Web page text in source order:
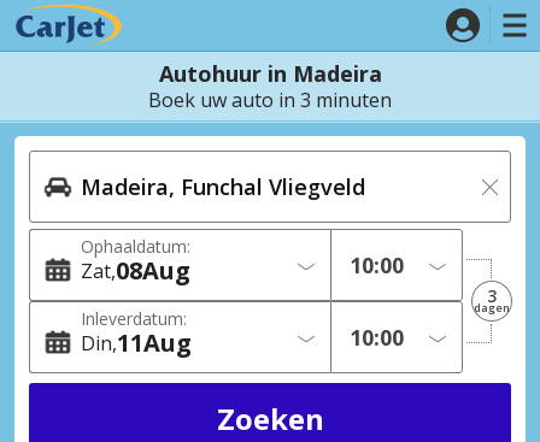
Autohuur in Madeira
Boek uw auto in 3 minuten
Ophaaldatum:
Zat 08Aug
Inleverdatum:
Din 11Aug
3
dagen